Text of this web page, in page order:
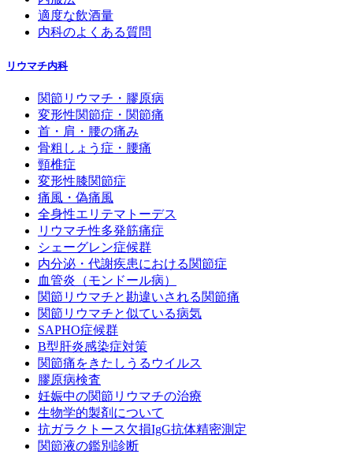
適度な飲酒量
内科のよくある質問
リウマチ内科
関節リウマチ・膠原病
変形性関節症・関節痛
首・肩・腰の痛み
骨粗しょう症・腰痛
頸椎症
変形性膝関節症
痛風・偽痛風
全身性エリテマトーデス
リウマチ性多発筋痛症
シェーグレン症候群
内分泌・代謝疾患における関節症
血管炎（モンドール病）
関節リウマチと勘違いされる関節痛
関節リウマチと似ている病気
SAPHO症候群
B型肝炎感染症対策
関節痛をきたしうるウイルス
膠原病検査
妊娠中の関節リウマチの治療
生物学的製剤について
抗ガラクトース欠損IgG抗体精密測定
関節液の鑑別診断